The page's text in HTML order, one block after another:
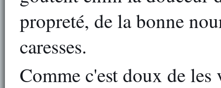
propreté, de la bonne
caresses.
Comme c'est doux de